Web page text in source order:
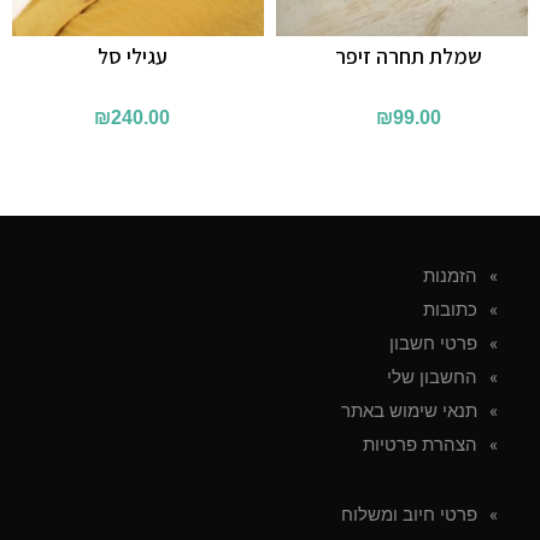
עגילי סל
₪240.00
שמלת תחרה זיפר
₪99.00
הזמנות
כתובות
פרטי חשבון
החשבון שלי
תנאי שימוש באתר
הצהרת פרטיות
פרטי חיוב ומשלוח